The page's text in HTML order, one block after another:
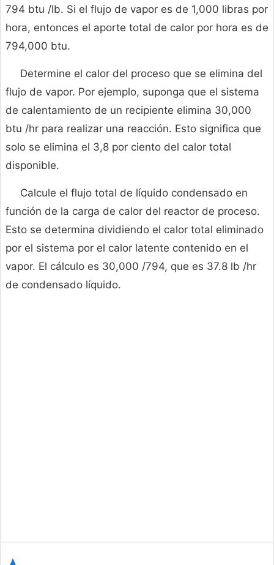
794 btu /lb. Si el flujo de vapor es de 1,000 libras por
hora, entonces el aporte total de calor por hora es de
794,000 btu.
Determine el calor del proceso que se elimina del
flujo de vapor. Por ejemplo, suponga que el sistema
de calentamiento de un recipiente elimina 30,000
btu /hr para realizar una reacción. Esto significa que
solo se elimina el 3,8 por ciento del calor total
disponible.
Calcule el flujo total de líquido condensado en
función de la carga de calor del reactor de proceso.
Esto se determina dividiendo el calor total eliminado
por el sistema por el calor latente contenido en el
vapor. El cálculo es 30,000 /794, que es 37.8 lb /hr
de condensado líquido.